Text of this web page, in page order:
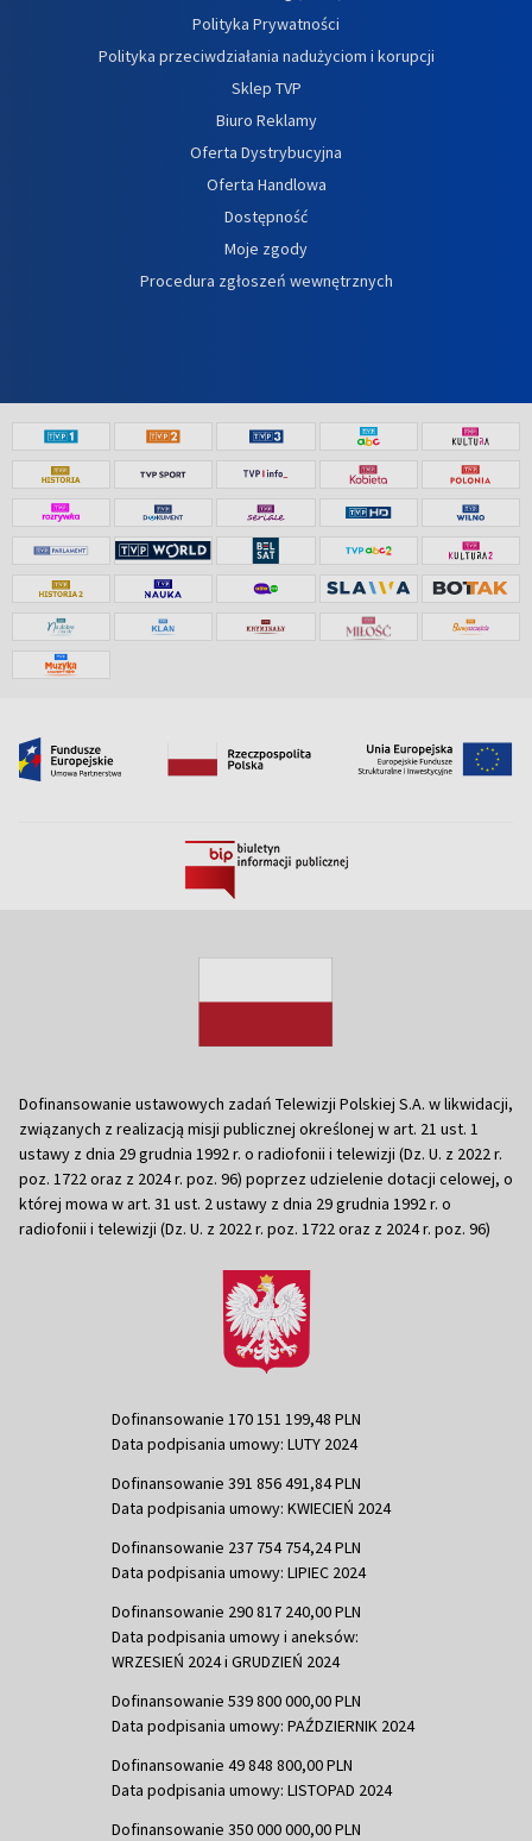
Polityka Prywatności
Polityka przeciwdziałania nadużyciom i korupcji
Sklep TVP
Biuro Reklamy
Oferta Dystrybucyjna
Oferta Handlowa
Dostępność
Moje zgody
Procedura zgłoszeń wewnętrznych
Dofinansowanie ustawowych zadań Telewizji Polskiej S.A. w likwidacji,
związanych z realizacją misji publicznej określonej w art. 21 ust. 1
ustawy z dnia 29 grudnia 1992 r. o radiofonii i telewizji (Dz. U. z 2022 r.
poz. 1722 oraz z 2024 r. poz. 96) poprzez udzielenie dotacji celowej, o
której mowa w art. 31 ust. 2 ustawy z dnia 29 grudnia 1992 r. o
radiofonii i telewizji (Dz. U. z 2022 r. poz. 1722 oraz z 2024 r. poz. 96)
Dofinansowanie 170 151 199,48 PLN
Data podpisania umowy: LUTY 2024
Dofinansowanie 391 856 491,84 PLN
Data podpisania umowy: KWIECIEŃ 2024
Dofinansowanie 237 754 754,24 PLN
Data podpisania umowy: LIPIEC 2024
Dofinansowanie 290 817 240,00 PLN
Data podpisania umowy i aneksów:
WRZESIEŃ 2024 i GRUDZIEŃ 2024
Dofinansowanie 539 800 000,00 PLN
Data podpisania umowy: PAŹDZIERNIK 2024
Dofinansowanie 49 848 800,00 PLN
Data podpisania umowy: LISTOPAD 2024
Dofinansowanie 350 000 000,00 PLN